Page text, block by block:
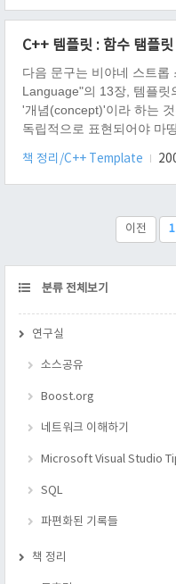
매칭을 시키는데, 이때 함
만약 템플릿 매개변수를 함
면, 명시적으로 에 넣어 주
템플릿의 큰 차이는 바로
추론하여, 템..
C++ 템플릿 : 함수 탬플릿
다음 문구는 비야네 스트
Language"의 13장, 템플릿
'개념(concept)'이라 하는
독립적으로 표현되어야 마
깨진다면, 이상한 개념들
한 산업폐기물만이 하나 더
중 하나라도 지키지 않으
를 선택하는 데 있어서 상
책 정리/C++ Template
이전 1
CATEGORY
분류 전체보기
연구실
소스공유
Boost.org
네트워크 이해하기
Microsoft Visual Studio
SQL
파편화된 기록들
책 정리